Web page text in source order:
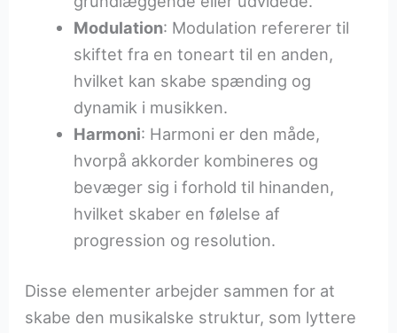
Modulation: Modulation refererer til
skiftet fra en toneart til en anden,
hvilket kan skabe spænding og
dynamik i musikken.
Harmoni: Harmoni er den måde,
hvorpå akkorder kombineres og
bevæger sig i forhold til hinanden,
hvilket skaber en følelse af
progression og resolution.
Disse elementer arbejder sammen for at
skabe den musikalske struktur, som lyttere